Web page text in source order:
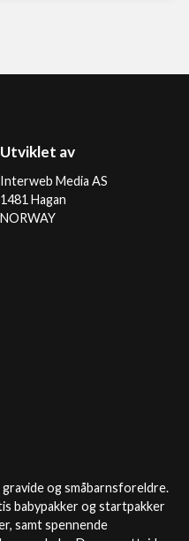
Utviklet av
Interweb Media AS
1481 Hagan
NORWAY
og småbarnsforeldre.
babypakker og startpakker
samt spennende